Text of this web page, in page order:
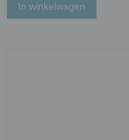
In winkelwagen